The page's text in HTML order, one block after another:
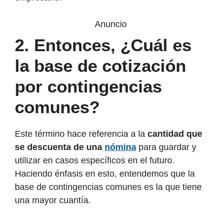
Anuncio
2. Entonces, ¿Cuál es
la base de cotización
por contingencias
comunes?
Este término hace referencia a la cantidad que
se descuenta de una nómina para guardar y
utilizar en casos específicos en el futuro.
Haciendo énfasis en esto, entendemos que la
base de contingencias comunes es la que tiene
una mayor cuantía.